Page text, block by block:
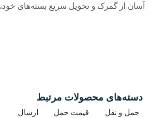
آسان از گمرک و تحویل سریع بسته‌های خود، به
دسته‌های محصولات مرتبط
حمل و نقل
قیمت حمل
ارسال